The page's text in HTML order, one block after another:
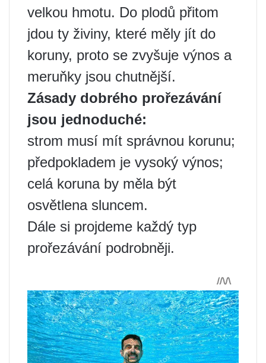
velkou hmotu. Do plodů přitom
jdou ty živiny, které měly jít do
koruny, proto se zvyšuje výnos a
meruňky jsou chutnější.
Zásady dobrého prořezávání
jsou jednoduché:
strom musí mít správnou korunu;
předpokladem je vysoký výnos;
celá koruna by měla být
osvětlena sluncem.
Dále si projdeme každý typ
prořezávání podrobněji.